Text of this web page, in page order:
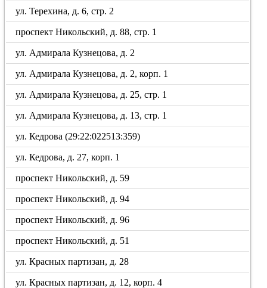
ул. Терехина, д. 6, стр. 2
проспект Никольский, д. 88, стр. 1
ул. Адмирала Кузнецова, д. 2
ул. Адмирала Кузнецова, д. 2, корп. 1
ул. Адмирала Кузнецова, д. 25, стр. 1
ул. Адмирала Кузнецова, д. 13, стр. 1
ул. Кедрова (29:22:022513:359)
ул. Кедрова, д. 27, корп. 1
проспект Никольский, д. 59
проспект Никольский, д. 94
проспект Никольский, д. 96
проспект Никольский, д. 51
ул. Красных партизан, д. 28
ул. Красных партизан, д. 12, корп. 4